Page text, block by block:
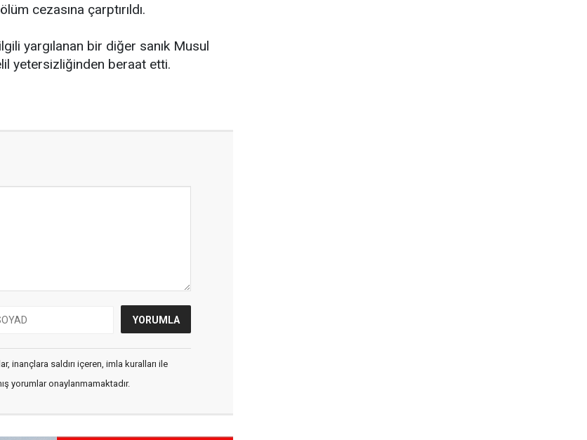
cezasına çarptırıldı.
yargılanan bir diğer sanık Musul
yetersizliğinden beraat etti.
inançlara saldırı içeren, imla kuralları ile
yorumlar onaylanmamaktadır.